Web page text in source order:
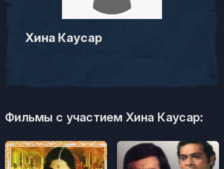
Хина Каусар
Фильмы с участием Хина Каусар: